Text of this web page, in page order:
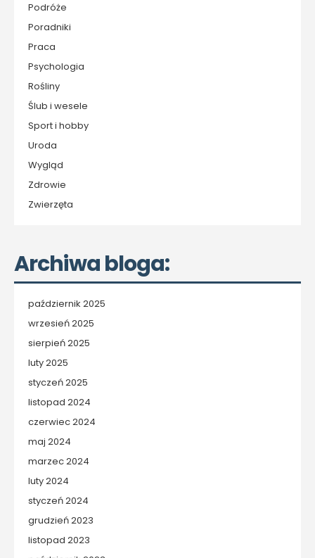
Podróże
Poradniki
Praca
Psychologia
Rośliny
Ślub i wesele
Sport i hobby
Uroda
Wygląd
Zdrowie
Zwierzęta
Archiwa bloga:
październik 2025
wrzesień 2025
sierpień 2025
luty 2025
styczeń 2025
listopad 2024
czerwiec 2024
maj 2024
marzec 2024
luty 2024
styczeń 2024
grudzień 2023
listopad 2023